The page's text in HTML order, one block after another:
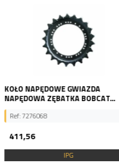
NAPĘDOWE GWIAZDA
ZĘBATKA BOBCAT...
Ref: 7276068
411,56